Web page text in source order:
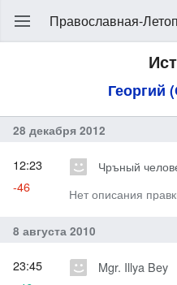
Православная-
Георгий
28 декабря 2012
Чръный
Нет описания
12:23
-46
8 августа 2010
Mgr. Illya Bey
23:45